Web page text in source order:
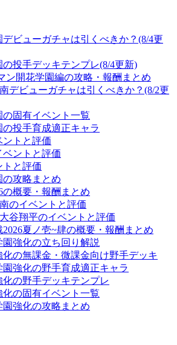
デビューガチャは引くべきか？(8/4更
の投手デッキテンプレ(8/4更新)
ン開花学園編の攻略・報酬まとめ
デビューガチャは引くべきか？(8/2更
の固有イベント一覧
の投手育成適正キャラ
ントと評価
ントと評価
トと評価
の攻略まとめ
の概要・報酬まとめ
のイベントと評価
谷翔平のイベントと評価
2026夏ノ壱~肆の概要・報酬まとめ
強化の立ち回り解説
の無課金・微課金向け野手デッキ
強化の野手育成適正キャラ
の野手デッキテンプレ
の固有イベント一覧
強化の攻略まとめ